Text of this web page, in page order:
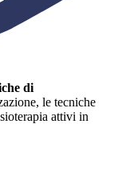
di
le tecniche
attivi in